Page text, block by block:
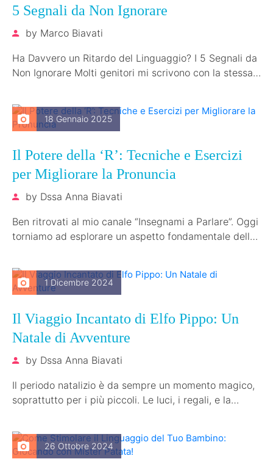
5 Segnali da Non Ignorare
by Marco Biavati
Ha Davvero un Ritardo del Linguaggio? I 5 Segnali da
Non Ignorare Molti genitori mi scrivono con la stessa
18 Gennaio 2025
Il Potere della ‘R’: Tecniche e Esercizi
per Migliorare la Pronuncia
by Dssa Anna Biavati
Ben ritrovati al mio canale “Insegnami a Parlare”. Oggi
torniamo ad esplorare un aspetto fondamentale della
1 Dicembre 2024
Il Viaggio Incantato di Elfo Pippo: Un
Natale di Avventure
by Dssa Anna Biavati
Il periodo natalizio è da sempre un momento magico,
soprattutto per i più piccoli. Le luci, i regali, e la…
26 Ottobre 2024